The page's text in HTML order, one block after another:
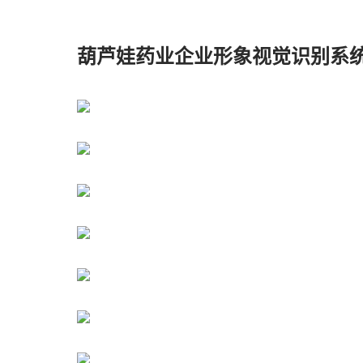
葫芦娃药业企业形象视觉识别系